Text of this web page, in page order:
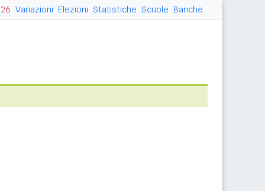
Variazioni Elezioni Statistiche Scuole Banche